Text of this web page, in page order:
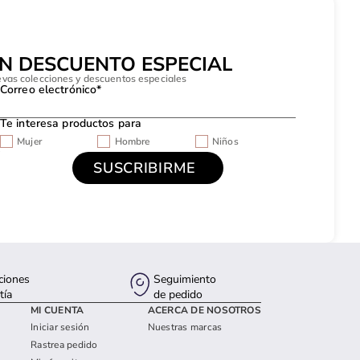
DESCUENTO ESPECIAL
colecciones y descuentos especiales
Correo electrónico*
Te interesa productos para
Mujer Hombre
Niños
Seguimiento
de pedido
MI CUENTA
Iniciar sesión
Rastrea pedido
ACERCA DE NOSOTROS
Nuestras marcas